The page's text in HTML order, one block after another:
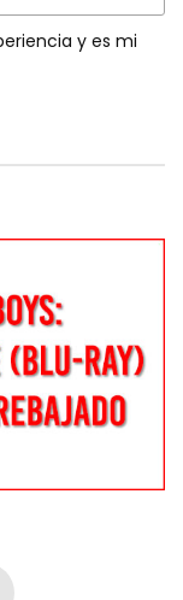
y es mi